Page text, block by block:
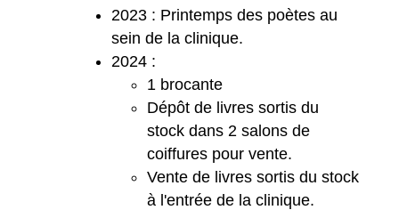
2023 : Printemps des poètes au
sein de la clinique.
2024 :
1 brocante
Dépôt de livres sortis du
stock dans 2 salons de
coiffures pour vente.
Vente de livres sortis du stock
à l'entrée de la clinique.